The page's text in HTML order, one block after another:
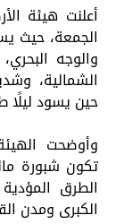
أعلنت هيئة
الجمعة، حيث
والوجه
الشمالية،
حين يسود ليلًا
وأوضحت
تكون شبورة
الطرق
الكبرى ومدن